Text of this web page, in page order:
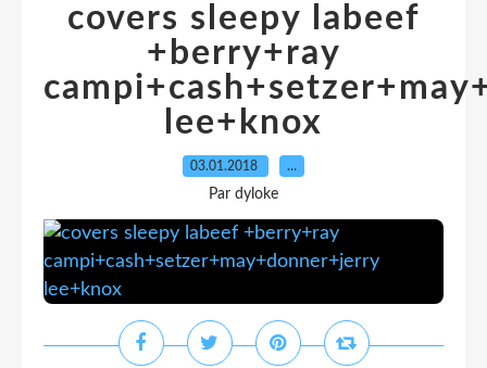
covers sleepy labeef
+berry+ray
lee+knox
03.01.2018 …
Par dyloke